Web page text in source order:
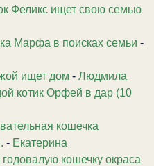
Феликс ищет свою семью
Марфа в поисках семьи -
ищет дом - Людмила
котик Орфей в дар (10
кошечка
- Екатерина
кошечку окраса